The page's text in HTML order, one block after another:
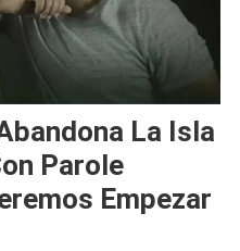
La Isla
Parole
Empezar